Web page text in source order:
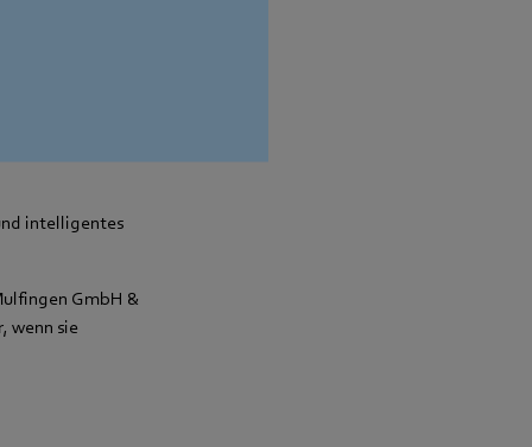
die besten
einer
intelligentes
GmbH &
wenn sie